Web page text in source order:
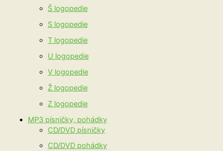
Š logopedie
S logopedie
T logopedie
U logopedie
V logopedie
Ž logopedie
Z logopedie
MP3 písničky, pohádky
CD/DVD písničky
CD/DVD pohádky